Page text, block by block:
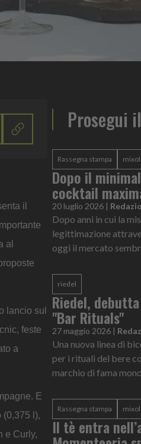
il
al
lancio sul
feste
a
E
(0,375 l),
e Curly,
Prosegui
Rassegna stampa
Dopo il
cocktail
20 luglio 2026 |
Dopo anni in cui la
legittimazione
oggi il mercato
riedel
Riedel,
"Bar Rituals"
27 maggio 2026 |
Una nuova linea di
per i rituali del bere
marchio di fama
propria ricerca nel
"Bar Rituals"
Rassegna stampa
Il tè entra